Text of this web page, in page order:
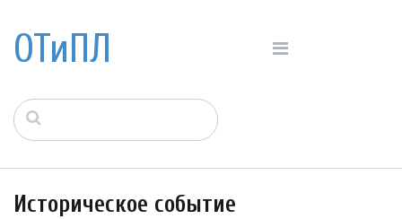
ОТиПЛ
Историческое событие